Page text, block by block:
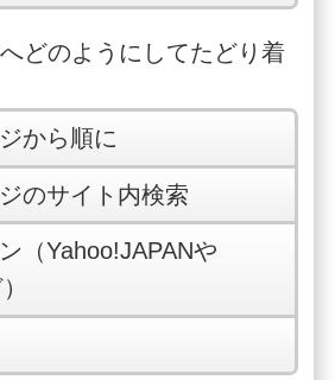
どのようにしてたどり着
から順に
のサイト内検索
（Yahoo!JAPANや